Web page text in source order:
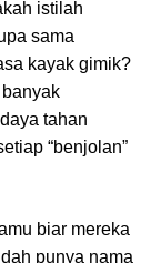
istilah
sama
kayak gimik?
tahan
“benjolan”
biar mereka
punya nama